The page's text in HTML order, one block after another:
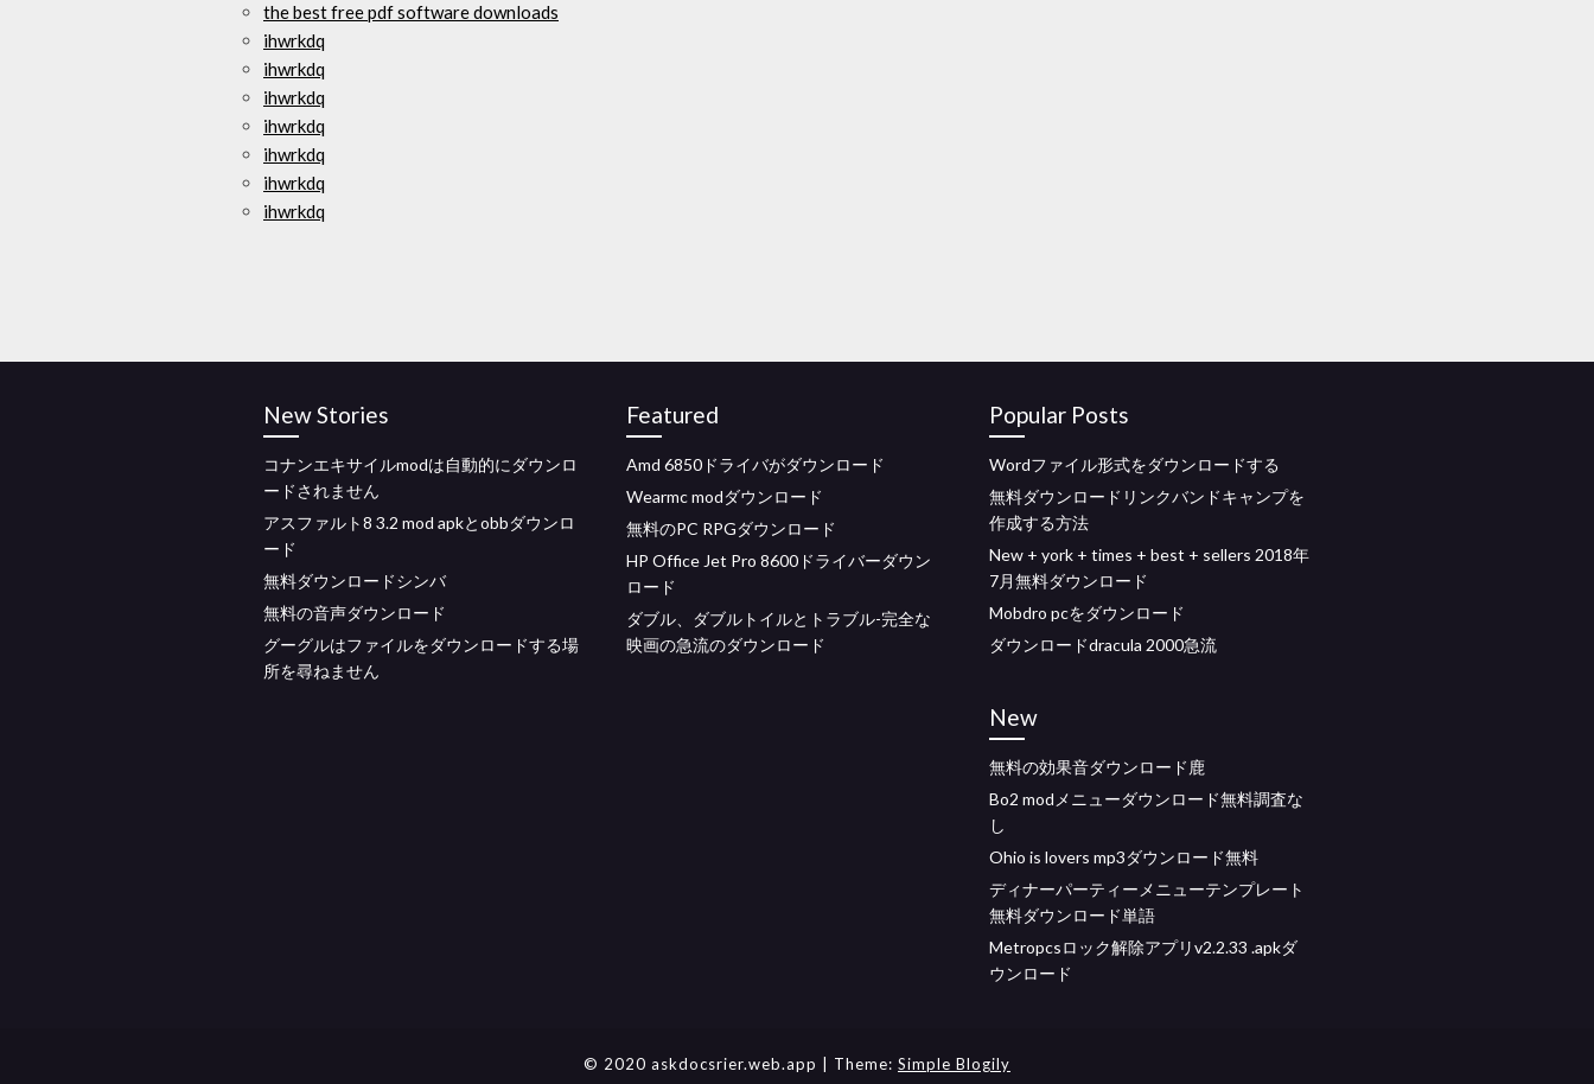
the best free pdf software downloads
ihwrkdq
ihwrkdq
ihwrkdq
ihwrkdq
ihwrkdq
ihwrkdq
ihwrkdq
New Stories
コナンエキサイルmodは自動的にダウンロ
ードされません
アスファルト8 3.2 mod apkとobbダウンロ
ード
無料ダウンロードシンバ
無料の音声ダウンロード
グーグルはファイルをダウンロードする場
所を尋ねません
Featured
Amd 6850ドライバがダウンロード
Wearmc modダウンロード
無料のPC RPGダウンロード
HP Office Jet Pro 8600ドライバーダウン
ロード
ダブル、ダブルトイルとトラブル-完全な
映画の急流のダウンロード
Popular Posts
Wordファイル形式をダウンロードする
無料ダウンロードリンクバンドキャンプを
作成する方法
New + york + times + best + sellers 2018年
7月無料ダウンロード
Mobdro pcをダウンロード
ダウンロードdracula 2000急流
New
無料の効果音ダウンロード鹿
Bo2 modメニューダウンロード無料調査な
し
Ohio is lovers mp3ダウンロード無料
ディナーパーティーメニューテンプレート
無料ダウンロード単語
Metropcsロック解除アプリv2.2.33 .apkダ
ウンロード
© 2020 askdocsrier.web.app | Theme: Simple Blogily